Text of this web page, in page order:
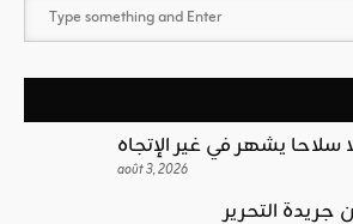
يشهر في غير الإتجاه
août 3, 2026